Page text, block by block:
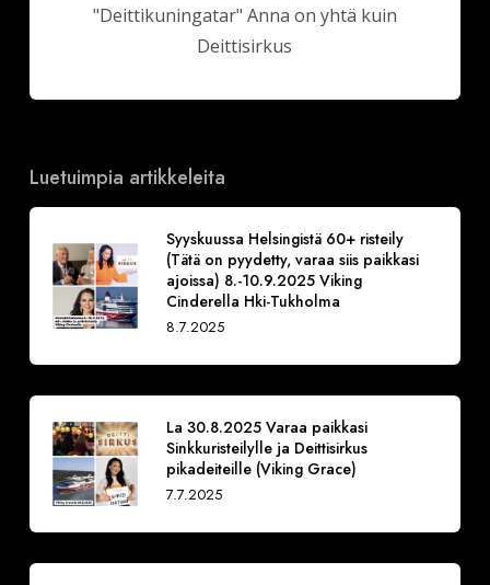
"Deittikuningatar" Anna on yhtä kuin
Deittisirkus
Luetuimpia artikkeleita
Syyskuussa Helsingistä 60+ risteily
(Tätä on pyydetty, varaa siis paikkasi
ajoissa) 8.-10.9.2025 Viking
Cinderella Hki-Tukholma
8.7.2025
La 30.8.2025 Varaa paikkasi
Sinkkuristeilylle ja Deittisirkus
pikadeiteille (Viking Grace)
7.7.2025